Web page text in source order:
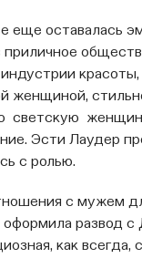
еще оставалась
приличное
женщиной,
светскую
Эсти Лаудер
с ролью.
с мужем
оформила развод
как всегда,